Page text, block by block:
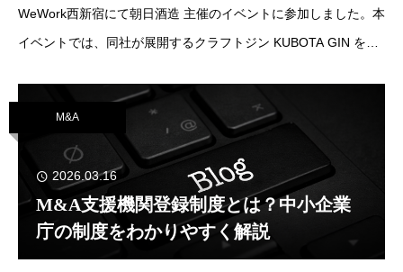
WeWork西新宿にて朝日酒造 主催のイベントに参加しました。本
イベントでは、同社が展開するクラフトジン KUBOTA GIN を、
M&A
2026.03.16
M&A支援機関登録制度とは？中小企業
庁の制度をわかりやすく解説